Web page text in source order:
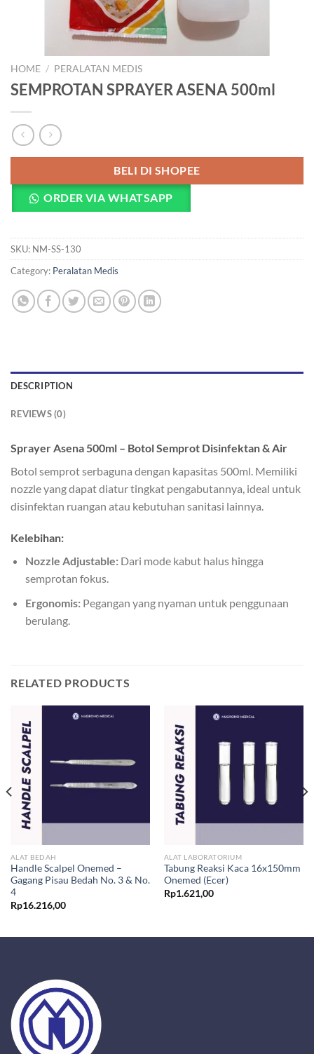
HOME / PERALATAN MEDIS
SEMPROTAN SPRAYER ASENA 500ml
BELI DI SHOPEE
ORDER VIA WHATSAPP
SKU: NM-SS-130
Category: Peralatan Medis
DESCRIPTION
REVIEWS (0)
Sprayer Asena 500ml – Botol Semprot Disinfektan & Air
Botol semprot serbaguna dengan kapasitas 500ml. Memiliki
nozzle yang dapat diatur tingkat pengabutannya, ideal untuk
disinfektan ruangan atau kebutuhan sanitasi lainnya.
Kelebihan:
Nozzle Adjustable:Dari mode kabut halus hingga
semprotan fokus.
Ergonomis:Pegangan yang nyaman untuk penggunaan
berulang.
RELATED PRODUCTS
ALAT BEDAH
Handle Scalpel Onemed –
Gagang Pisau Bedah No. 3 & No.
4
Rp16.216,00
ALAT LABORATORIUM
Tabung Reaksi Kaca 16x150mm
Onemed (Ecer)
Rp1.621,00